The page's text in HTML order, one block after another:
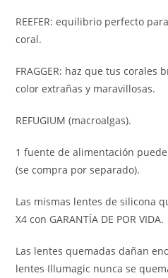
REEFER: equilibrio perfecto
coral.
FRAGGER: haz que tus corales
color extrañas y maravillosas.
REFUGIUM (macroalgas).
1 fuente de alimentación
(se compra por separado).
Las mismas lentes de silicona
X4 con GARANTÍA DE POR VIDA.
Las lentes quemadas dañan
lentes Illumagic nunca se